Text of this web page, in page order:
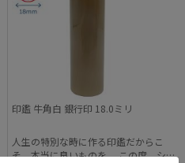
印鑑 牛角白 銀行印 18.0ミリ
人生の特別な時に作る印鑑だからこ
そ、本当に良いものを。 この度、シヤ